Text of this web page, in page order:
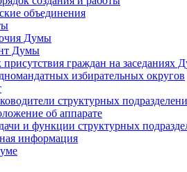
объединения
Думы
Думы
граждан на заседаниях
избирательных округов
структурных
об аппарате
и функции структурных
информация